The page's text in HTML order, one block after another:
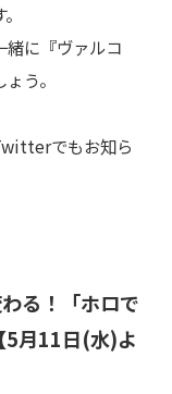
緒に『ヴァルコ
う。
でもお知ら
る！「ホロで
5月11日(水)よ